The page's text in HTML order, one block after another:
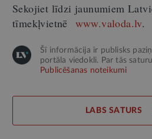
Sekojiet līdzi jaunumiem
tīmekļvietnē www.valoda.lv.
Šī informācija ir publisks
portāla viedokli. Par tās
Publicēšanas noteikumi
LABS SATURS